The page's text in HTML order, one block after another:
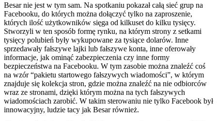
Besar nie jest w tym sam. Na spotkaniu pokazał całą sieć grup na
Facebooku, do których można dołączyć tylko na zaproszenie,
których ilość użytkowników sięga od kilkuset do kilku tysięcy.
Stworzyli w ten sposób formę rynku, na którym strony z setkami
tysięcy polubień były wykupowane za tysiące dolarów. Inne
sprzedawały fałszywe lajki lub fałszywe konta, inne oferowały
informacje, jak ominąć zabezpieczenia czy inne formy
bezpieczeństwa na Facebooku. W tym zasobie można znaleźć coś
na wzór “pakietu startowego fałszywych wiadomości”, w którym
znajduje się kolekcja stron, gdzie można znaleźć na nie odbiorców
wraz ze stronami, dzięki którym można na tych fałszywych
wiadomościach zarobić. W takim sterowaniu nie tylko Facebook był
innowacyjny, ludzie tacy jak Besar również.